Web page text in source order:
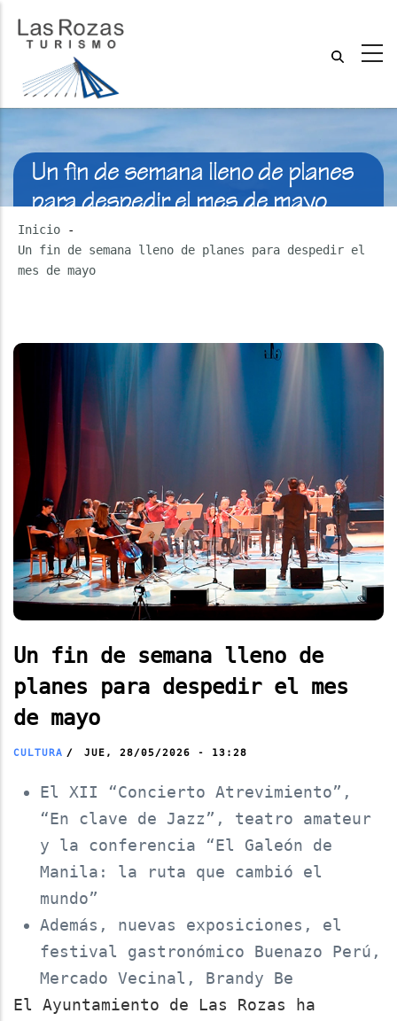
Un fin de semana lleno de planes
para despedir el mes de mayo
Inicio
-
Un fin de semana lleno de planes para despedir el
mes de mayo
Un fin de semana lleno de
planes para despedir el mes
de mayo
CULTURA / JUE, 28/05/2026 - 13:28
El XII “Concierto Atrevimiento”,
“En clave de Jazz”, teatro amateur
y la conferencia “El Galeón de
Manila: la ruta que cambió el
mundo”
Además, nuevas exposiciones, el
festival gastronómico Buenazo Perú,
Mercado Vecinal, Brandy Be
El Ayuntamiento de Las Rozas ha